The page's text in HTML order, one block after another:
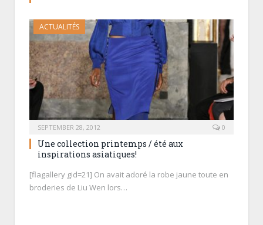
ACTUALITÉS
SEPTEMBER 28, 2012 0
Une collection printemps / été aux
inspirations asiatiques!
[flagallery gid=21] On avait adoré la robe jaune toute en
broderies de Liu Wen lors…